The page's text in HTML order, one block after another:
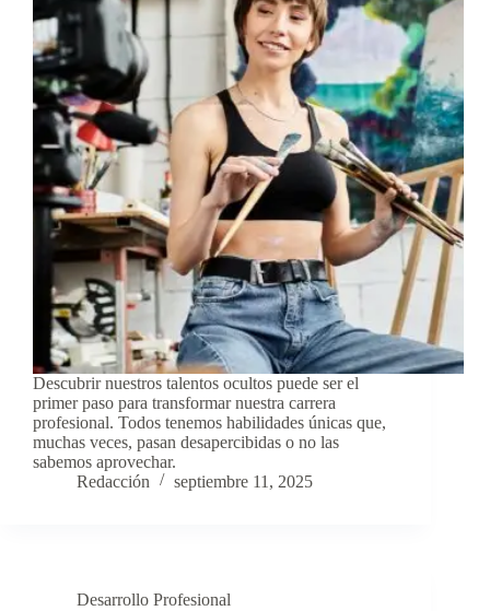
Descubrir nuestros talentos ocultos puede ser el
primer paso para transformar nuestra carrera
profesional. Todos tenemos habilidades únicas que,
muchas veces, pasan desapercibidas o no las
sabemos aprovechar.
Redacción
septiembre 11, 2025
Desarrollo Profesional